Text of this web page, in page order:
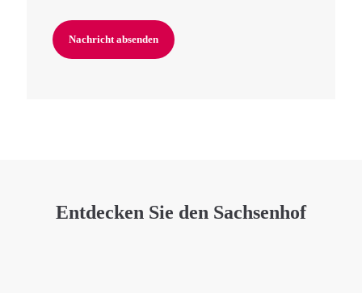
Nachricht absenden
Entdecken Sie den Sachsenhof